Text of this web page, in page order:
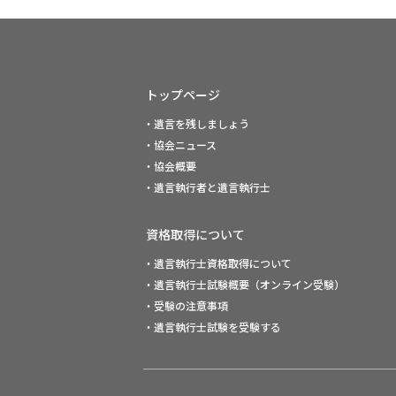
トップページ
・遺言を残しましょう
・協会ニュース
・協会概要
・遺言執行者と遺言執行士
資格取得について
・遺言執行士資格取得について
・遺言執行士試験概要（オンライン受験）
・受験の注意事項
・遺言執行士試験を受験する